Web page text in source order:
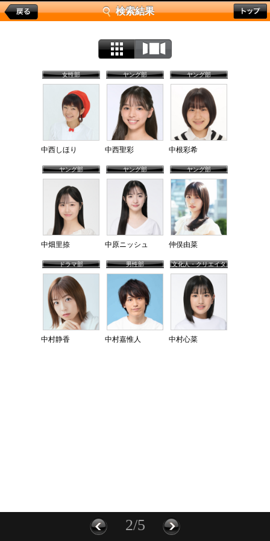
検索結果
女性部
中西しほり
ヤング部
中西聖彩
ヤング部
中根彩希
ヤング部
中畑里捺
ヤング部
中原ニッシュ
ヤング部
仲俣由菜
ドラマ部
中村静香
男性部
中村嘉惟人
文化人・クリエイタ
ー
中村心菜
2/5
次へ